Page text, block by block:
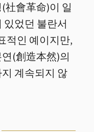
社會革命)이 일
있었던 불란서
적인 예이지만,
(創造本然)의
계속되지 않